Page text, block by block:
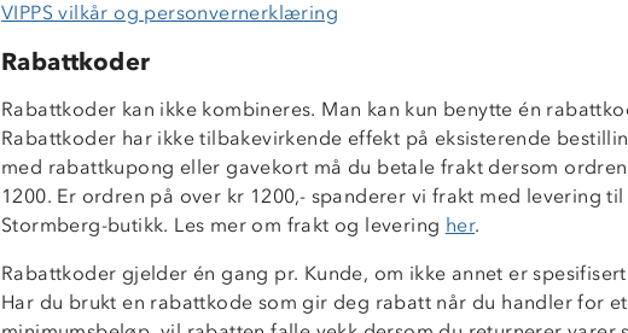
VIPPS vilkår og personvernerklæring
Rabattkoder
Rabattkoder kan ikke kombineres. Man kan kun benytte én
Rabattkoder har ikke tilbakevirkende effekt på eksisterende
med rabattkupong eller gavekort må du betale frakt dersom
1200. Er ordren på over kr 1200,- spanderer vi frakt med levering
Stormberg-butikk. Les mer om frakt og levering her.
Rabattkoder gjelder én gang pr. Kunde, om ikke annet er
Har du brukt en rabattkode som gir deg rabatt når du handler for et